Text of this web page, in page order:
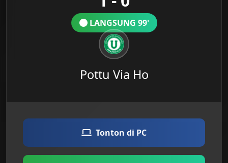
LANGSUNG 99'
Pottu Via Ho
Tonton di PC